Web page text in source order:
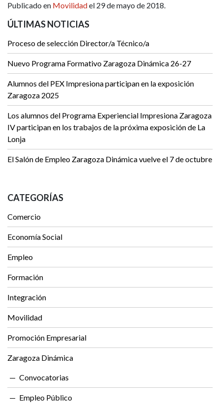
Publicado en Movilidadel 29 de mayo de 2018.
ÚLTIMAS NOTICIAS
Proceso de selección Director/a Técnico/a
Nuevo Programa Formativo Zaragoza Dinámica 26-27
Alumnos del PEX Impresiona participan en la exposición
Zaragoza 2025
Los alumnos del Programa Experiencial Impresiona Zaragoza
IV participan en los trabajos de la próxima exposición de La
Lonja
El Salón de Empleo Zaragoza Dinámica vuelve el 7 de octubre
CATEGORÍAS
Comercio
Economía Social
Empleo
Formación
Integración
Movilidad
Promoción Empresarial
Zaragoza Dinámica
Convocatorias
Empleo Público